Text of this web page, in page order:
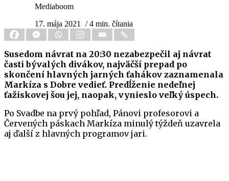
Mediaboom
17. mája 2021
/ 4 min. čítania
Susedom návrat na 20:30 nezabezpečil aj návrat
časti bývalých divákov, najväčší prepad po
skončení hlavných jarných ťahákov zaznamenala
Markíza s Dobre vedieť. Predĺženie nedeľnej
ťažiskovej šou jej, naopak, vynieslo veľký úspech.
Po Svadbe na prvý pohľad, Pánovi profesorovi a
Červených páskach Markíza minulý týždeň uzavrela
aj ďalší z hlavných programov jari.